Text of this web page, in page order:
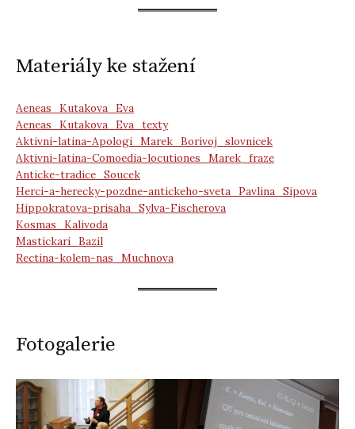
Materiály ke stažení
Aeneas_Kutakova_Eva
Aeneas_Kutakova_Eva_texty
Aktivni-latina-Apologi_Marek_Borivoj_slovnicek
Aktivni-latina-Comoedia-locutiones_Marek_fraze
Anticke-tradice_Soucek
Herci-a-herecky-pozdne-antickeho-sveta_Pavlina_Sipova
Hippokratova-prisaha_Sylva-Fischerova
Kosmas_Kalivoda
Mastickari_Bazil
Rectina-kolem-nas_Muchnova
Fotogalerie